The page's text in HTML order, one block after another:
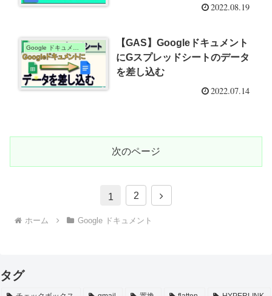
2022.08.19
【GAS】Googleドキュメント
にGスプレッドシートのデータ
を差し込む
2022.07.14
次のページ
1 2
次
ホーム Google ドキュメント
タグ